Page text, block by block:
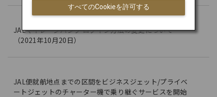
JALマイレージバンク ログイン方法の変更について
（2021年10月20日）
JAL便就航地点までの区間をビジネスジェット/プライベ
ートジェットのチャーター機で乗り継ぐサービスを開始
すべてのCookieを許可する